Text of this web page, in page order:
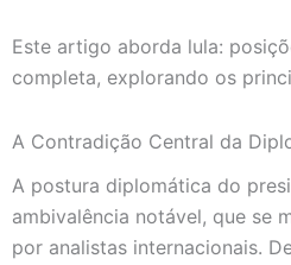
Este artigo aborda lula:
completa, explorando os
A Contradição Central da
A postura diplomática do
ambivalência notável, que se
por analistas internacionais.